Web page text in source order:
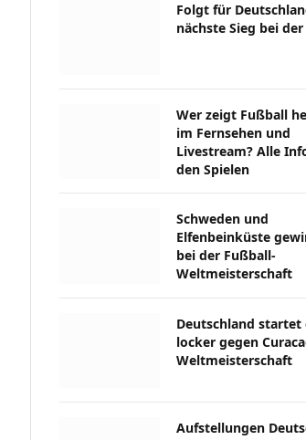
Folgt für
nächste Sieg bei der
Wer zeigt Fußball
im Fernsehen und
Livestream? Alle
den Spielen
Schweden und
Elfenbeinküste
bei der Fußball-
Weltmeisterschaft
Deutschland startet
locker gegen
Weltmeisterschaft
Aufstellungen